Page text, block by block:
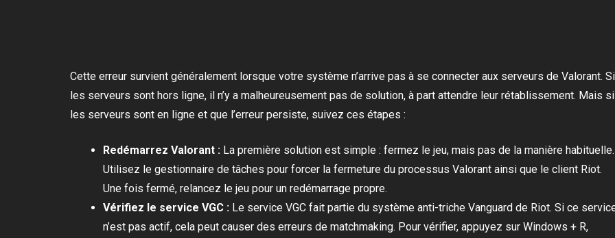
Cette erreur survient généralement lorsque votre système n’arrive pas à se connecter aux serveurs de Valorant. Si
les serveurs sont hors ligne, il n’y a malheureusement pas de solution, à part attendre leur rétablissement. Mais si
les serveurs sont en ligne et que l’erreur persiste, suivez ces étapes :
Redémarrez Valorant : La première solution est simple : fermez le jeu, mais pas de la manière habituelle.
Utilisez le gestionnaire de tâches pour forcer la fermeture du processus Valorant ainsi que le client Riot.
Une fois fermé, relancez le jeu pour un redémarrage propre.
Vérifiez le service VGC : Le service VGC fait partie du système anti-triche Vanguard de Riot. Si ce
n’est pas actif, cela peut causer des erreurs de matchmaking. Pour vérifier, appuyez sur Windows + R,